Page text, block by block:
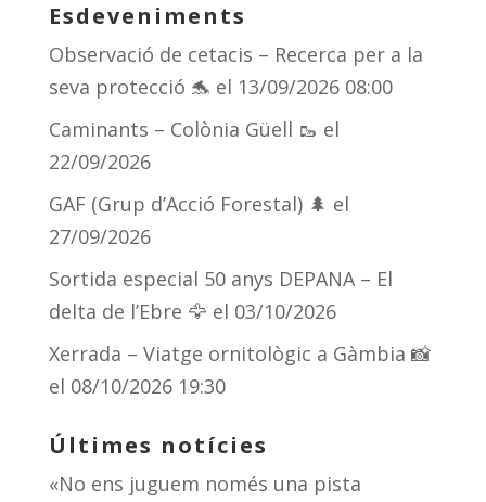
Esdeveniments
Observació de cetacis – Recerca per a la
seva protecció 🐬 el 13/09/2026 08:00
Caminants – Colònia Güell 🥾 el
22/09/2026
GAF (Grup d’Acció Forestal) 🌲 el
27/09/2026
Sortida especial 50 anys DEPANA – El
delta de l’Ebre 🦅 el 03/10/2026
Xerrada – Viatge ornitològic a Gàmbia 📸
el 08/10/2026 19:30
Últimes notícies
«No ens juguem només una pista